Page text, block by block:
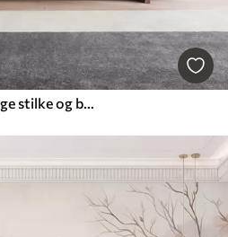
Lavendelblomster med lange stilke og blade, kunstværk i bløde pastelfarver med struktur